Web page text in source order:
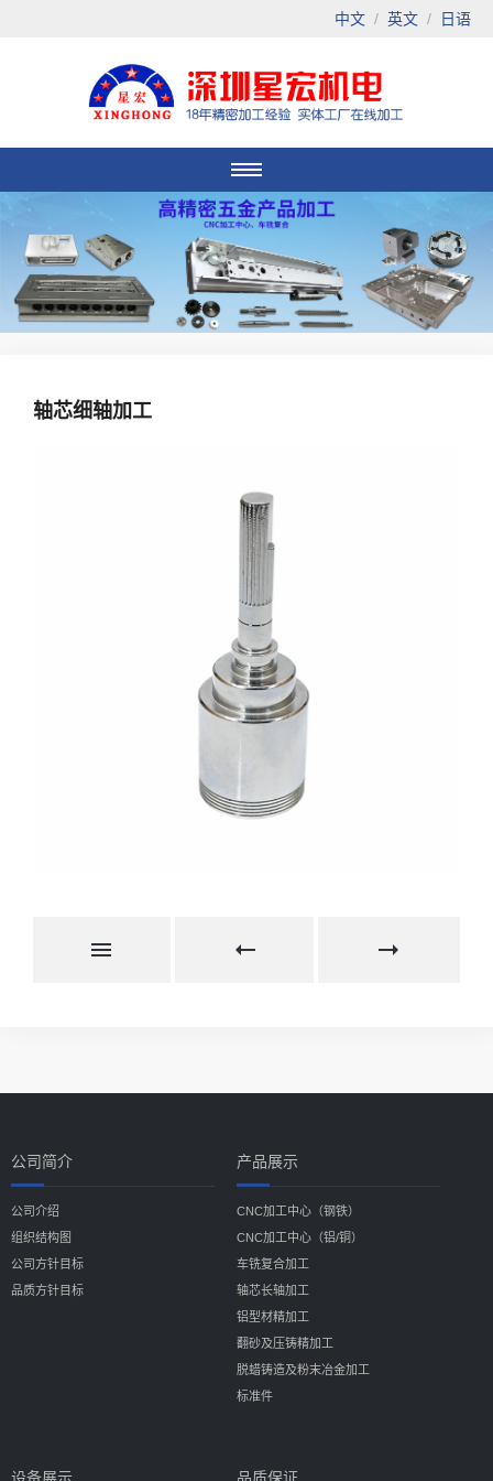
中文 / 英文 / 日语
轴芯细轴加工
公司简介
公司介绍
组织结构图
公司方针目标
品质方针目标
产品展示
CNC加工中心（钢铁）
CNC加工中心（铝/铜）
车铣复合加工
轴芯长轴加工
铝型材精加工
翻砂及压铸精加工
脱蜡铸造及粉末冶金加工
标准件